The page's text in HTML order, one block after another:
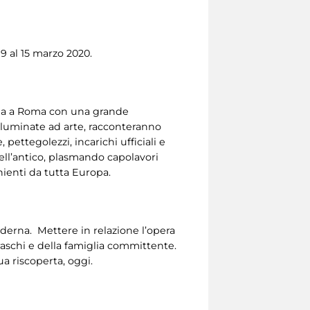
al 15 marzo 2020.
a Roma con una grande
ad arte, racconteranno
pettegolezzi, incarichi ufficiali e
plasmando capolavori
da tutta Europa.
Mettere in relazione l’opera
e della famiglia committente.
riscoperta, oggi.